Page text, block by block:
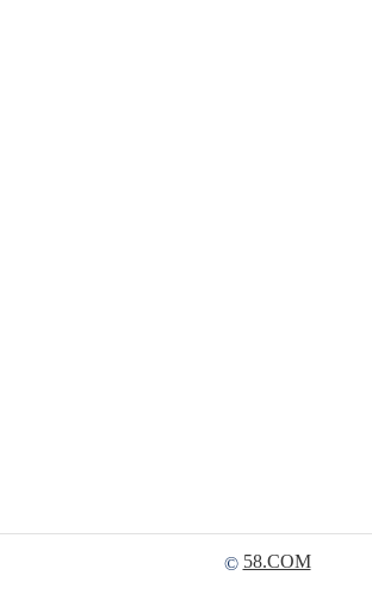
© 58.COM